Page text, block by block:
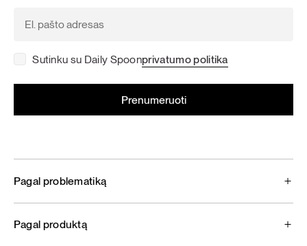
Sutinku su Daily Spoonprivatumo politika
Pagal problematiką
Pagal produktą